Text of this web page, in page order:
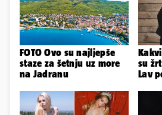
FOTO Ovo su najljepše
staze za šetnju uz more
na Jadranu
su
Lav